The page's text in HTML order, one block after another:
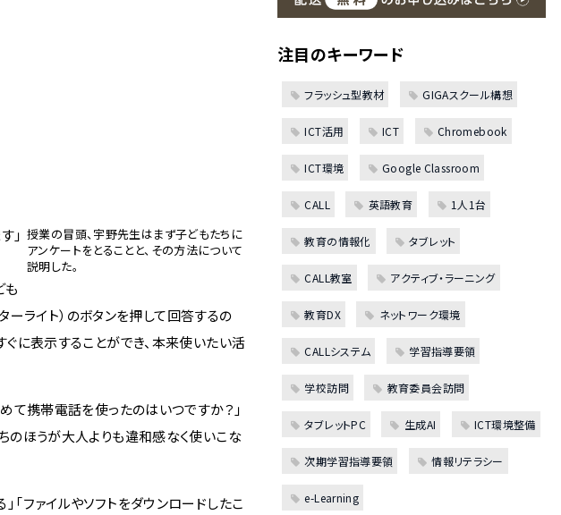
授業の冒頭、宇野先生はまず子どもたちに
アンケートをとることと、その方法について
説明した。
」
も
ライト）のボタンを押して回答するの
ぐに表示することができ、本来使いたい活
て携帯電話を使ったのはいつですか？」
のほうが大人よりも違和感なく使いこな
ファイルやソフトをダウンロードしたこ
注目のキーワード
フラッシュ型教材 GIGAスクール構想
ICT活用 ICT Chromebook
ICT環境 Google Classroom
CALL 英語教育 1人1台
教育の情報化 タブレット
CALL教室 アクティブ・ラーニング
教育DX ネットワーク環境
CALLシステム 学習指導要領
学校訪問 教育委員会訪問
タブレットPC 生成AI ICT環境整備
次期学習指導要領 情報リテラシー
e-Learning